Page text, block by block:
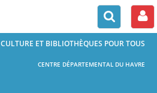
CULTURE ET BIBLIOTHÈQUES POUR TOUS
CENTRE DÉPARTEMENTAL DU HAVRE